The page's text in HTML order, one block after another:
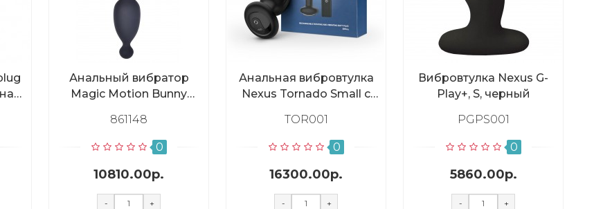
Анальный вибратор
Magic Motion Bunny
861148
0
10810.00р.
- +
Анальная вибровтулка
Nexus Tornado Small с
черная
TOR001
0
16300.00р.
- +
Вибровтулка Nexus G-
Play+, S, черный
PGPS001
0
5860.00р.
- +